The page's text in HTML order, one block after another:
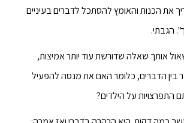
את הכנות והאומץ להסתכל לדברים בעיניים
הגבתי.
אותך שאלה שדורשת עוד יותר אמיצות,
בין הדברים, כלומר האם את מנסה להפעיל
התפרצויות על הילדים?